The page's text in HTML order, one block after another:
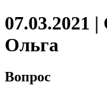
07.03.2021
Ольга
Вопрос